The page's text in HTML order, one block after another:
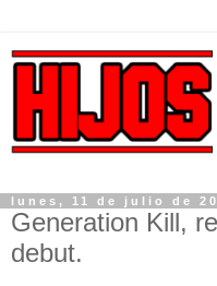
lunes, 11 de julio de
Generation Kill,
debut.